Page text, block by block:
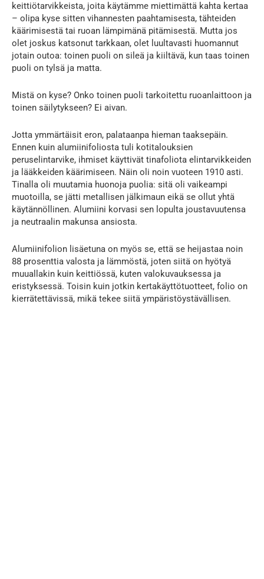
keittiötarvikkeista, joita käytämme miettimättä kahta kertaa
– olipa kyse sitten vihannesten paahtamisesta, tähteiden
käärimisestä tai ruoan lämpimänä pitämisestä. Mutta jos
olet joskus katsonut tarkkaan, olet luultavasti huomannut
jotain outoa: toinen puoli on sileä ja kiiltävä, kun taas toinen
puoli on tylsä ja matta.
Mistä on kyse? Onko toinen puoli tarkoitettu ruoanlaittoon ja
toinen säilytykseen? Ei aivan.
Jotta ymmärtäisit eron, palataanpa hieman taaksepäin.
Ennen kuin alumiinifoliosta tuli kotitalouksien
peruselintarvike, ihmiset käyttivät tinafoliota elintarvikkeiden
ja lääkkeiden käärimiseen. Näin oli noin vuoteen 1910 asti.
Tinalla oli muutamia huonoja puolia: sitä oli vaikeampi
muotoilla, se jätti metallisen jälkimaun eikä se ollut yhtä
käytännöllinen. Alumiini korvasi sen lopulta joustavuutensa
ja neutraalin makunsa ansiosta.
Alumiinifolion lisäetuna on myös se, että se heijastaa noin
88 prosenttia valosta ja lämmöstä, joten siitä on hyötyä
muuallakin kuin keittiössä, kuten valokuvauksessa ja
eristyksessä. Toisin kuin jotkin kertakäyttötuotteet, folio on
kierrätettävissä, mikä tekee siitä ympäristöystävällisen.